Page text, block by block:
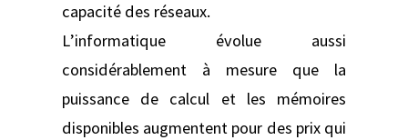
capacité des réseaux.
L’informatique évolue aussi
considérablement à mesure que la
puissance de calcul et les mémoires
disponibles augmentent pour des prix qui